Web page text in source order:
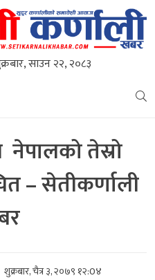
साउन २२, २०८३
तेस्रो
– सेतीकर्णाली
शुक्रबार, चैत्र ३, २०७९ १२:0४